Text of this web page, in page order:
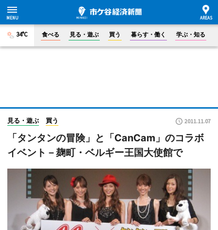
34°C 食べる 見る・遊ぶ 買う 暮らす・働く 学ぶ・知る
見る・遊ぶ 買う 2011.11.07
「タンタンの冒険」と「CanCam」のコラボ
イベント－麹町・ベルギー王国大使館で